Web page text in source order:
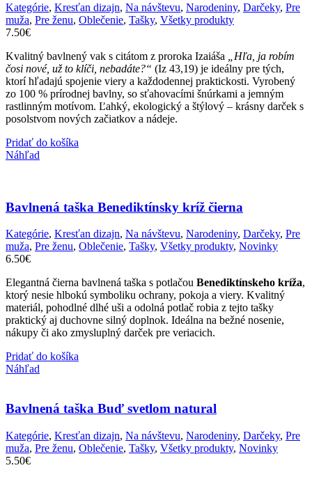
Kategórie, Kresťan dizajn, Na návštevu, Narodeniny, Darčeky, Pre
muža, Pre ženu, Oblečenie, Tašky, Všetky produkty
7.50€
Kvalitný bavlnený vak s citátom z proroka Izaiáša
„Hľa, ja robím
čosi nové, už to klíči, nebadáte?“ (Iz 43,19) je ideálny pre tých,
ktorí hľadajú spojenie viery a každodennej praktickosti. Vyrobený
zo 100 % prírodnej bavlny, so sťahovacími šnúrkami a jemným
rastlinným motívom. Ľahký, ekologický a štýlový – krásny darček s
posolstvom nových začiatkov a nádeje.
Pridať do košíka
Náhľad
Bavlnená taška Benediktínsky kríž čierna
Kategórie, Kresťan dizajn, Na návštevu, Narodeniny, Darčeky, Pre
muža, Pre ženu, Oblečenie, Tašky, Všetky produkty, Novinky
6.50€
Elegantná čierna bavlnená taška s potlačou Benediktínskeho kríža,
ktorý nesie hlbokú symboliku ochrany, pokoja a viery. Kvalitný
materiál, pohodlné dlhé uši a odolná potlač robia z tejto tašky
praktický aj duchovne silný doplnok. Ideálna na bežné nosenie,
nákupy či ako zmysluplný darček pre veriacich.
Pridať do košíka
Náhľad
Bavlnená taška Buď svetlom natural
Kategórie, Kresťan dizajn, Na návštevu, Narodeniny, Darčeky, Pre
muža, Pre ženu, Oblečenie, Tašky, Všetky produkty, Novinky
5.50€